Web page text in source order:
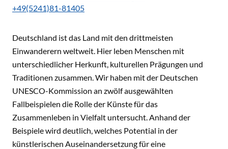
+49(5241)81-81405
Deutschland ist das Land mit den drittmeisten
Einwanderern weltweit. Hier leben Menschen mit
unterschiedlicher Herkunft, kulturellen Prägungen und
Traditionen zusammen. Wir haben mit der Deutschen
UNESCO-Kommission an zwölf ausgewählten
Fallbeispielen die Rolle der Künste für das
Zusammenleben in Vielfalt untersucht. Anhand der
Beispiele wird deutlich, welches Potential in der
künstlerischen Auseinandersetzung für eine